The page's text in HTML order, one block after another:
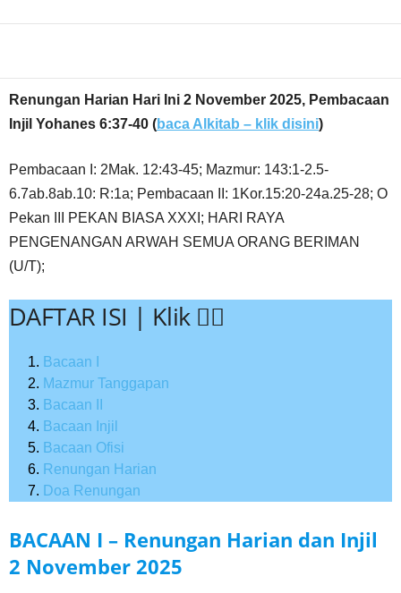
Renungan Harian Hari Ini 2 November 2025, Pembacaan
Injil Yohanes 6:37-40 (baca Alkitab – klik disini)
Pembacaan I: 2Mak. 12:43-45; Mazmur: 143:1-2.5-
6.7ab.8ab.10: R:1a; Pembacaan II: 1Kor.15:20-24a.25-28; O
Pekan III PEKAN BIASA XXXI; HARI RAYA
PENGENANGAN ARWAH SEMUA ORANG BERIMAN
(U/T);
DAFTAR ISI | Klik 👇🏻
Bacaan I
Mazmur Tanggapan
Bacaan II
Bacaan Injil
Bacaan Ofisi
Renungan Harian
Doa Renungan
BACAAN I – Renungan Harian dan Injil
2 November 2025